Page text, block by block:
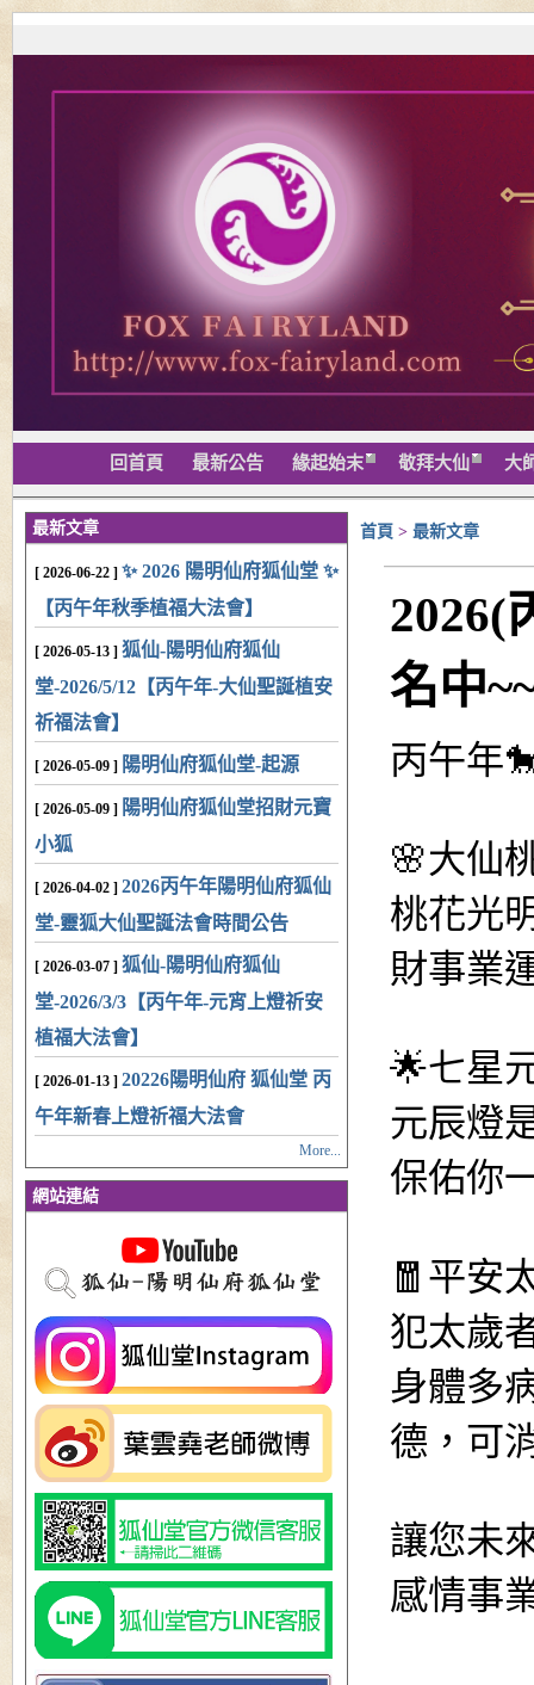
回首頁 最新公告 緣起始末 敬拜大仙 大
最新文章
[ 2026-06-22 ] ✨ 2026 陽明仙府狐仙堂 ✨
【丙午年秋季植福大法會】
[ 2026-05-13 ] 狐仙-陽明仙府狐仙
堂-2026/5/12【丙午年-大仙聖誕植安
祈福法會】
[ 2026-05-09 ] 陽明仙府狐仙堂-起源
[ 2026-05-09 ] 陽明仙府狐仙堂招財元寶
小狐
[ 2026-04-02 ] 2026丙午年陽明仙府狐仙
堂-靈狐大仙聖誕法會時間公告
[ 2026-03-07 ] 狐仙-陽明仙府狐仙
堂-2026/3/3【丙午年-元宵上燈祈安
植福大法會】
[ 2026-01-13 ] 20226陽明仙府 狐仙堂 丙
午年新春上燈祈福大法會
More...
網站連結
首頁 > 最新文章
2026(
名中
丙午年
🌸大仙
桃花光
財事業
🌟七星
元辰燈
保佑你
🧧平安
犯太歲
身體多
德，可
讓您未
感情事